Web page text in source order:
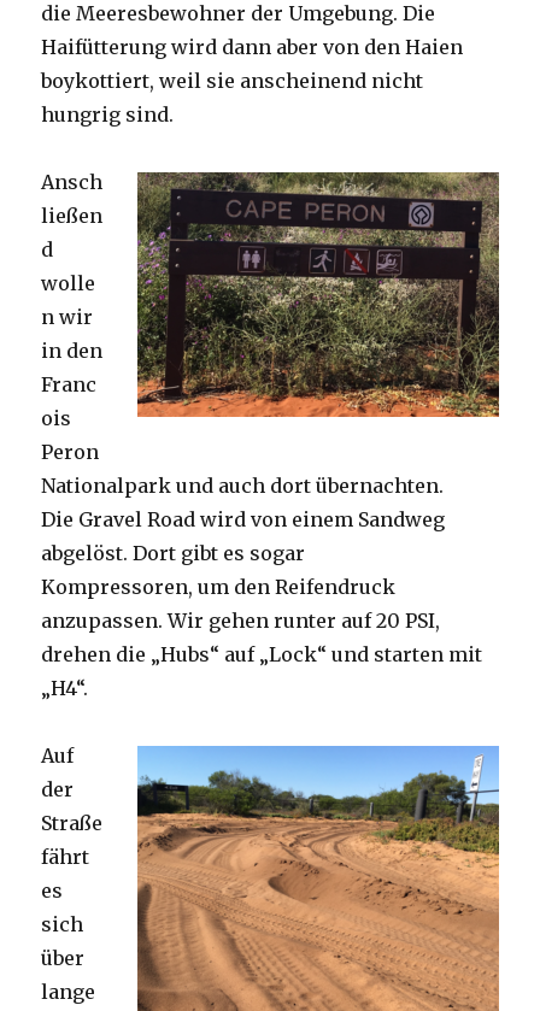
die Meeresbewohner der Umgebung. Die
Haifütterung wird dann aber von den Haien
boykottiert, weil sie anscheinend nicht
hungrig sind.
Ansch
ließen
d
wolle
n wir
in den
Franc
ois
Peron
Nationalpark und auch dort übernachten.
Die Gravel Road wird von einem Sandweg
abgelöst. Dort gibt es sogar
Kompressoren, um den Reifendruck
anzupassen. Wir gehen runter auf 20 PSI,
drehen die „Hubs“ auf „Lock“ und starten mit
„H4“.
Auf
der
Straße
fährt
es
sich
über
lange